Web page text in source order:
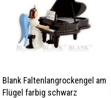
Blank Faltenlangrockengel am
Flügel farbig schwarz